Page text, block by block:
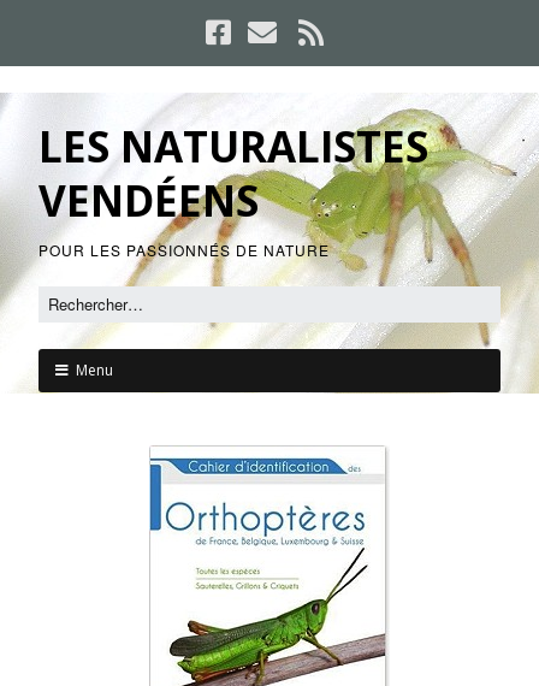
LES NATURALISTES
VENDÉENS
POUR LES PASSIONNÉS DE NATURE
Menu